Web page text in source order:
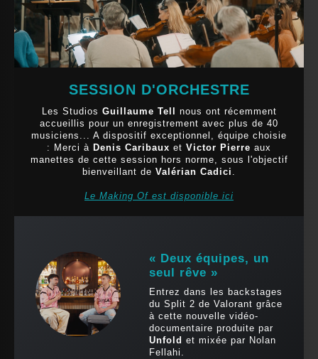
SESSION D'ORCHESTRE
Les Studios Guillaume Tell
nous ont récemment
accueillis pour un enregistrement avec plus de 40
musiciens... A dispositif exceptionnel, équipe choisie
: Merci à Denis Caribaux et Victor Pierre aux
manettes de cette session hors norme, sous l'objectif
bienveillant de Valérian Cadici .
Le Making Of est disponible ici
« Deux équipes, un
seul rêve »
Entrez dans les backstages
du Split 2 de Valorant grâce
à cette nouvelle vidéo-
documentaire produite par
Unfold et mixée par Nolan
Fellahi.